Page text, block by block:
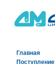
Главная
Поступление